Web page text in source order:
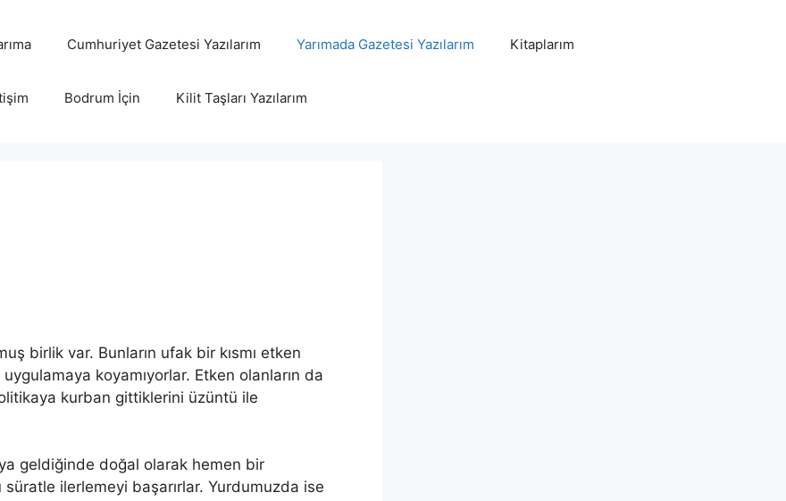
Cumhuriyet Gazetesi Yazılarım Yarımada Gazetesi Yazılarım Kitaplarım
Bodrum İçin Kilit Taşları Yazılarım
birlik var. Bunların ufak bir kısmı etken
koyamıyorlar. Etken olanların da
kurban gittiklerini üzüntü ile
geldiğinde doğal olarak hemen bir
ilerlemeyi başarırlar. Yurdumuzda ise